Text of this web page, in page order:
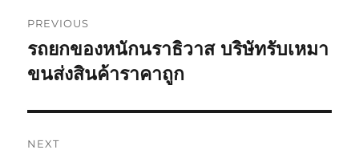
navigation
PREVIOUS
Previous
post:
รถยกของหนักนราธิวาส บริษัทรับเหมา
ขนส่งสินค้าราคาถูก
NEXT